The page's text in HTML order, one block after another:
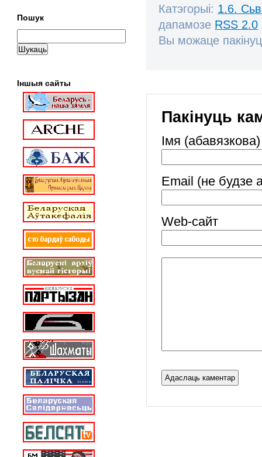
Катэгорыі: 1.6.
дапамозе RSS 2.0
Вы можаце
Пакінуць
Імя (абавязкова)
Email (не будзе
Web-cайт
Пошук
Іншыя сайты